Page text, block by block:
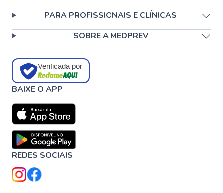
PARA PROFISSIONAIS E CLÍNICAS
SOBRE A MEDPREV
Verificada por
BAIXE O APP
REDES SOCIAIS